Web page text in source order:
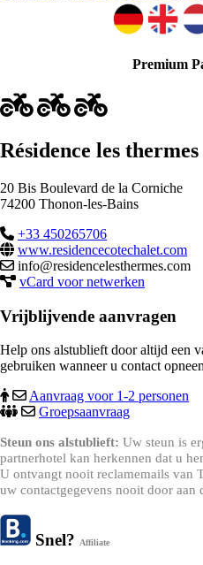
Premium
Résidence les
20 Bis Boulevard de la Corniche
74200 Thonon-les-Bains
+33 450265706
www.residencecotechalet.com
info@residencelesthermes.com
vCard voor netwerken
Vrijblijvende aanvragen
Help ons alstublieft door altijd een
gebruiken wanneer u contact
Aanvraag voor 1-2 personen
Groepsaanvraag
Steun ons alstublieft: Uw steun is
partnerhotel kan herkennen dat u
U ontvangt nooit reclamemails van
uw contactgegevens nooit door aan
Snel? Affiliate